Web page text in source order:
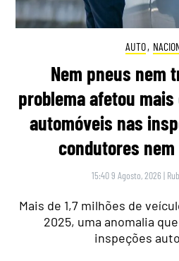
AUTO,
Nem pneus nem
problema afetou mais
automóveis nas
condutores
15:40 9 Agosto, 2026 |
Mais de 1,7 milhões de
2025, uma anomalia
inspeções